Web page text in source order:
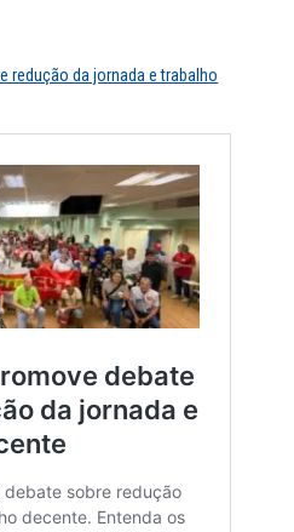
redução da jornada e trabalho